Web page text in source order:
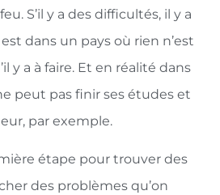
S’il y a des difficultés, il y a
dans un pays où rien n’est
y a à faire. Et en réalité dans
peut pas finir ses études et
par exemple.
étape pour trouver des
des problèmes qu’on